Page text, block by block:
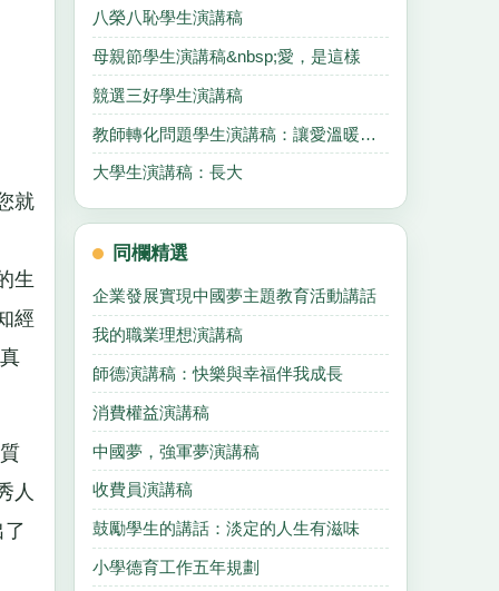
就
生
經
人
八榮八恥學生演講稿
母親節學生演講稿&nbsp;愛，是這樣
競選三好學生演講稿
教師轉化問題學生演講稿：讓愛溫暖後進生的心靈
大學生演講稿：長大
同欄精選
企業發展實現中國夢主題教育活動講話
我的職業理想演講稿
師德演講稿：快樂與幸福伴我成長
消費權益演講稿
中國夢，強軍夢演講稿
收費員演講稿
鼓勵學生的講話：淡定的人生有滋味
小學德育工作五年規劃